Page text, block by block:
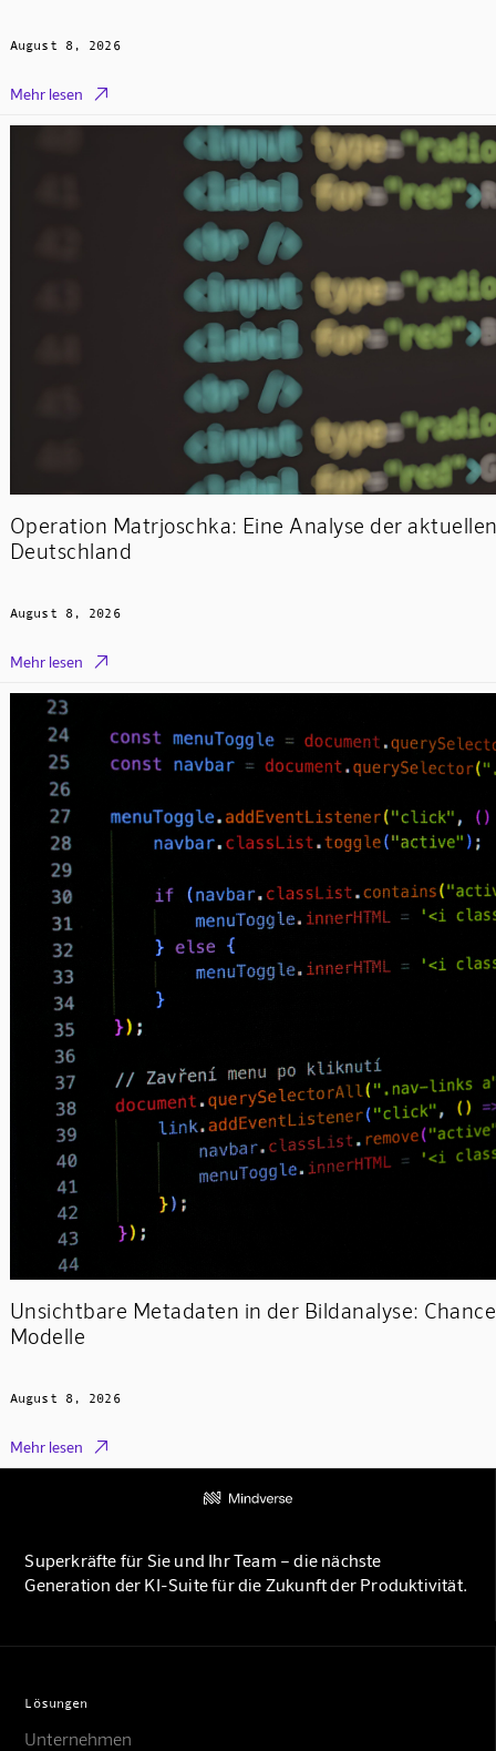
August 8, 2026
Mehr lesen 
Operation Matrjoschka: Eine Analyse der
Deutschland
August 8, 2026
Mehr lesen 
Unsichtbare Metadaten in der Bildanalyse:
Modelle
August 8, 2026
Mehr lesen 
Superkräfte für Sie und Ihr Team – die nächste
Generation der KI-Suite für die Zukunft der Produktivität.
Lösungen
Unternehmen